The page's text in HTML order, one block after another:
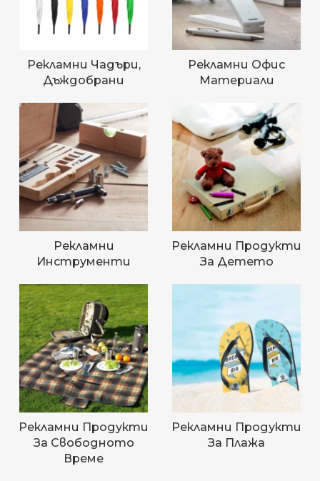
Рекламни Чадъри,
Дъждобрани
Рекламни Офис
Материали
Рекламни
Инструменти
Рекламни Продукти
За Детето
Рекламни Продукти
За Свободното
Време
Рекламни Продукти
За Плажа